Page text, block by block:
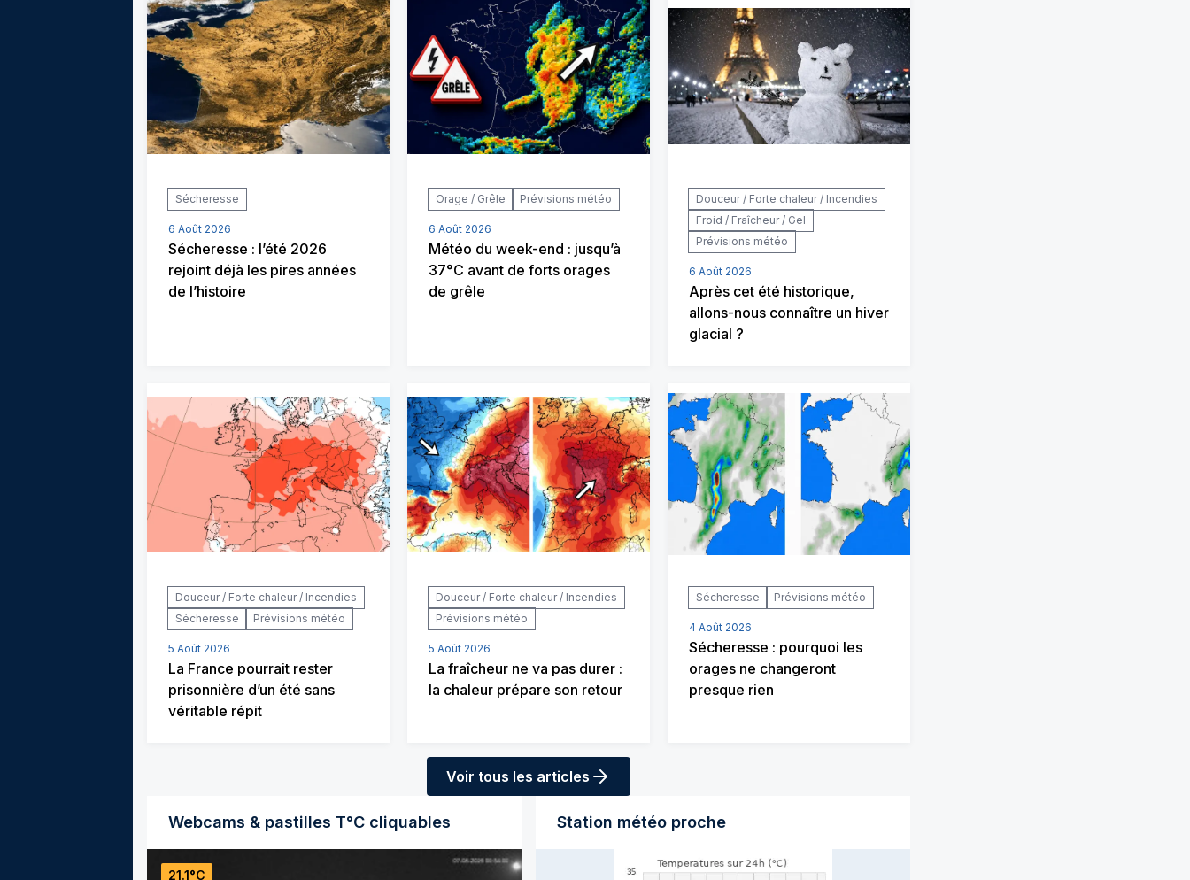
Sécheresse
6 Août 2026
Sécheresse : l’été 2026
rejoint déjà les pires années
de l’histoire
Orage / Grêle Prévisions météo
6 Août 2026
Météo du week-end : jusqu’à
37°C avant de forts orages
de grêle
Douceur / Forte chaleur / Incendies
Froid / Fraîcheur / Gel
Prévisions météo
6 Août 2026
Après cet été historique,
allons-nous connaître un hiver
glacial ?
Douceur / Forte chaleur / Incendies
Sécheresse
Prévisions météo
5 Août 2026
La France pourrait rester
prisonnière d’un été sans
véritable répit
Douceur / Forte chaleur / Incendies
Prévisions météo
5 Août 2026
La fraîcheur ne va pas durer :
la chaleur prépare son retour
Sécheresse Prévisions météo
4 Août 2026
Sécheresse : pourquoi les
orages ne changeront
presque rien
Voir tous les articles
Webcams & pastilles T°C cliquables
21.1°C
Station météo proche